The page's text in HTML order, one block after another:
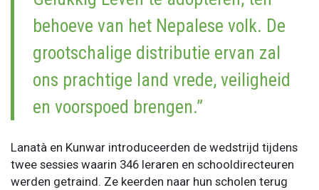
behoeve van het Nepalese volk. De
grootschalige distributie ervan zal
ons prachtige land vrede, veiligheid
en voorspoed brengen.”
Lanatà en Kunwar introduceerden de wedstrijd tijdens
twee sessies waarin 346 leraren en schooldirecteuren
werden getraind. Ze keerden naar hun scholen terug